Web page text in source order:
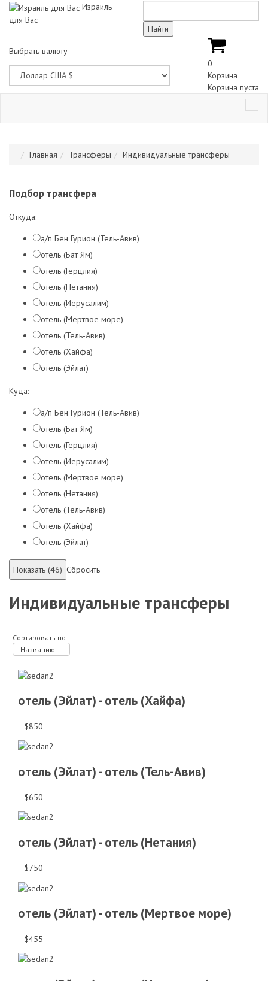
Израиль
для Вас
Выбрать валюту
0
Корзина
Корзина пуста
Главная Трансферы Индивидуальные трансферы
Подбор трансфера
Откуда:
а/п Бен Гурион (Тель-Авив)
отель (Бат Ям)
отель (Герцлия)
отель (Нетания)
отель (Иерусалим)
отель (Мертвое море)
отель (Тель-Авив)
отель (Хайфа)
отель (Эйлат)
Куда:
а/п Бен Гурион (Тель-Авив)
отель (Бат Ям)
отель (Герцлия)
отель (Иерусалим)
отель (Мертвое море)
отель (Нетания)
отель (Тель-Авив)
отель (Хайфа)
отель (Эйлат)
Сбросить
Индивидуальные трансферы
Сортировать по:
Названию
отель (Эйлат) - отель (Хайфа)
$850
отель (Эйлат) - отель (Тель-Авив)
$650
отель (Эйлат) - отель (Нетания)
$750
отель (Эйлат) - отель (Мертвое море)
$455